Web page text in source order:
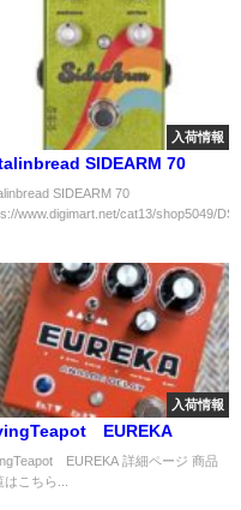
入荷情報
SIDEARM 70
SIDEARM 70
www.digimart.net/cat13/shop5049/
入荷情報
EUREKA
EUREKA 詳細ページ 商品
はこちら...